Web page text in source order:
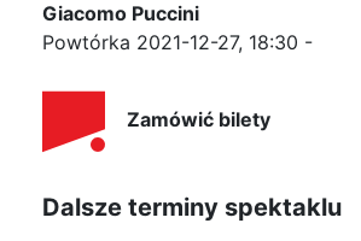
Giacomo Puccini
Powtórka 2021-12-27, 18:30 -
Zamówić bilety
Dalsze terminy spektaklu